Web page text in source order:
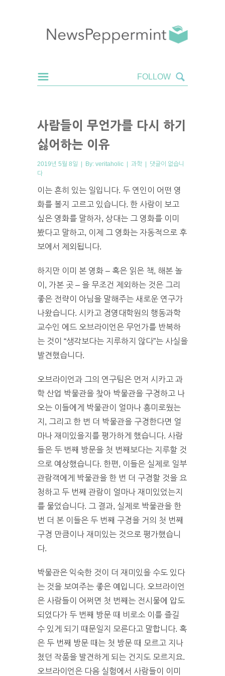
사람들이 무언가를 다시 하기
싫어하는 이유
2019년 5월 8일 | By: veritaholic | 과학 | 댓글이 없습니
다
이는 흔히 있는 일입니다. 두 연인이 어떤 영
화를 볼지 고르고 있습니다. 한 사람이 보고
싶은 영화를 말하자, 상대는 그 영화를 이미
봤다고 말하고, 이제 그 영화는 자동적으로 후
보에서 제외됩니다.
하지만 이미 본 영화 – 혹은 읽은 책, 해본 놀
이, 가본 곳 – 을 무조건 제외하는 것은 그리
좋은 전략이 아님을 말해주는 새로운 연구가
나왔습니다. 시카고 경영대학원의 행동과학
교수인 에드 오브라이언은 무언가를 반복하
는 것이 “생각보다는 지루하지 않다”는 사실을
발견했습니다.
오브라이언과 그의 연구팀은 먼저 시카고 과
학 산업 박물관을 찾아 박물관을 구경하고 나
오는 이들에게 박물관이 얼마나 흥미로웠는
지, 그리고 한 번 더 박물관을 구경한다면 얼
마나 재미있을지를 평가하게 했습니다. 사람
들은 두 번째 방문을 첫 번째보다는 지루할 것
으로 예상했습니다. 한편, 이들은 실제로 일부
관람객에게 박물관을 한 번 더 구경할 것을 요
청하고 두 번째 관람이 얼마나 재미있었는지
를 물었습니다. 그 결과, 실제로 박물관을 한
번 더 본 이들은 두 번째 구경을 거의 첫 번째
구경 만큼이나 재미있는 것으로 평가했습니
다.
박물관은 익숙한 것이 더 재미있을 수도 있다
는 것을 보여주는 좋은 예입니다. 오브라이언
은 사람들이 어쩌면 첫 번째는 전시물에 압도
되었다가 두 번째 방문 때 비로소 이를 즐길
수 있게 되기 때문일지 모른다고 말합니다. 혹
은 두 번째 방문 때는 첫 방문 때 모르고 지나
쳤던 작품을 발견하게 되는 건지도 모르지요.
오브라이언은 다음 실험에서 사람들이 이미